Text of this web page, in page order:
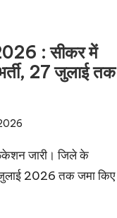
: सीकर में
27 जुलाई तक
जारी। जिले के
जुलाई 2026 तक जमा किए